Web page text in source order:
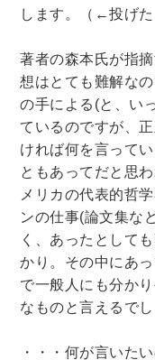
します。（←投げた
著者の森本氏が指
想はとても難解な
の手による(と、い
ているのですが、
ければ何を言って
ともあってだと思
メリカの代表的哲
ンの仕事(論文集な
く、あったとして
かり。その中にあ
で一般人にも分か
なものと言えるでし
・・・何が言いた